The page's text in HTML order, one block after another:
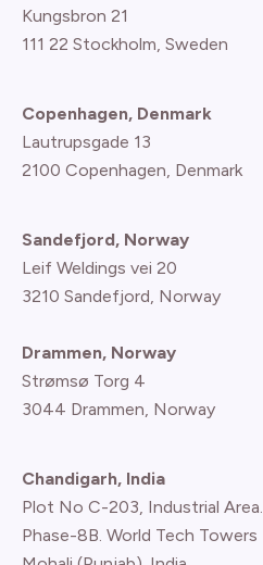
Kungsbron 21
111 22 Stockholm, Sweden
Copenhagen, Denmark
Lautrupsgade 13
2100 Copenhagen, Denmark
Sandefjord, Norway
Leif Weldings vei 20
3210 Sandefjord, Norway
Drammen, Norway
Strømsø Torg 4
3044 Drammen, Norway
Chandigarh, India
Plot No C-203, Industrial Area.
Phase-8B. World Tech Towers